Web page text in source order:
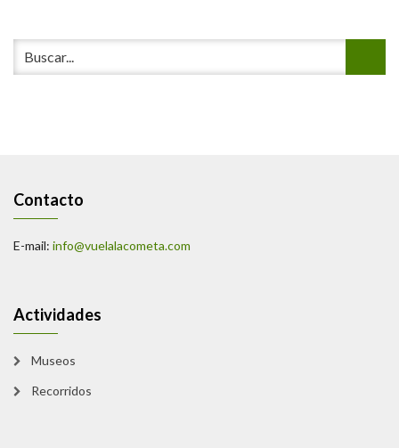
Contacto
E-mail: info@vuelalacometa.com
Actividades
Museos
Recorridos